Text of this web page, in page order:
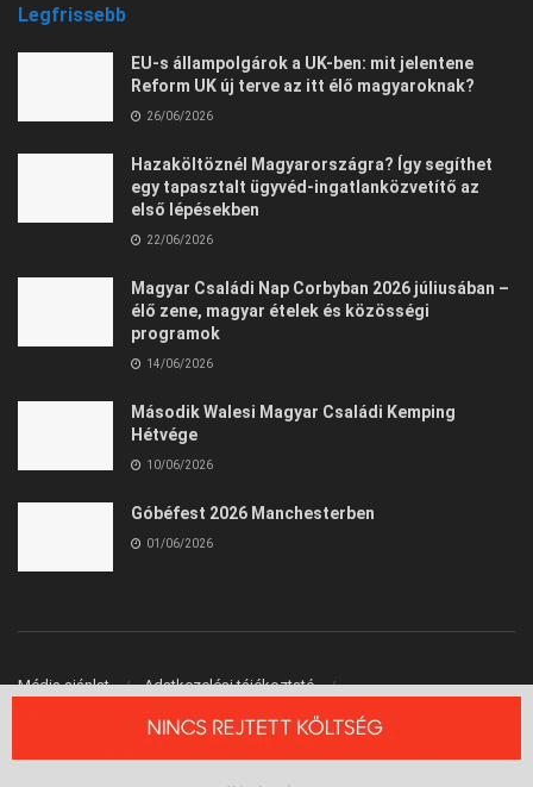
Legfrissebb
EU-s állampolgárok a UK-ben: mit jelentene
Reform UK új terve az itt élő magyaroknak?
26/06/2026
Hazaköltöznél Magyarországra? Így segíthet
egy tapasztalt ügyvéd-ingatlanközvetítő az
első lépésekben
22/06/2026
Magyar Családi Nap Corbyban 2026 júliusában –
élő zene, magyar ételek és közösségi
programok
14/06/2026
Második Walesi Magyar Családi Kemping
Hétvége
10/06/2026
Góbéfest 2026 Manchesterben
01/06/2026
Média ajánlat
Adatkezelési tájékoztató
© 2026 Angliai Kisokos™ - Angliai Magyarok Oldala